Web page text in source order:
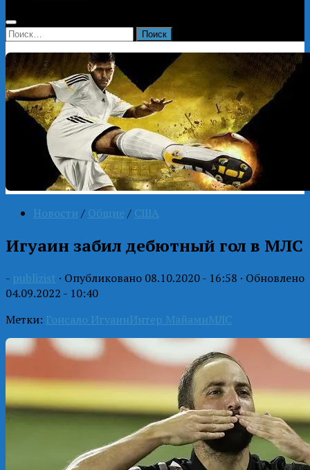
Найти:
Новости / Общие / США
Игуаин забил дебютный гол в МЛС
- publizist · Опубликовано 08.10.2020 - 16:58 · Обновлено
04.09.2022 - 10:40
Метки: Гонсало ИгуаинИнтер МайамиМЛС